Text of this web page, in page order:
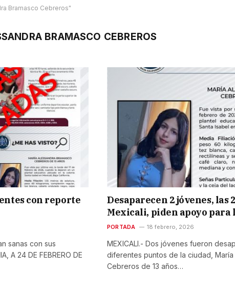
Bramasco Cebreros"
BRAMASCO CEBREROS
con reporte
sanas con sus
A 24 DE FEBRERO DE
Desaparecen 2 jóvenes, las
Mexicali, piden apoyo
PORTADA 18 febrero, 2026
MEXICALI.- Dos jóvenes fueron
diferentes puntos de la ciudad, María
Cebreros de 13 años…